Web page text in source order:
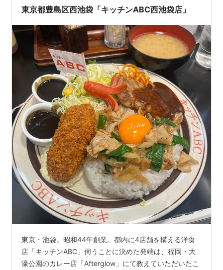
東京都豊島区西池袋「キッチンABC西池袋店」
東京・池袋。昭和44年創業。都内に4店舗を構える洋食
店「キッチンABC」伺うことに決めた発端は、福岡・大
濠公園のカレー店「Afterglow」にて教えていただいたこ